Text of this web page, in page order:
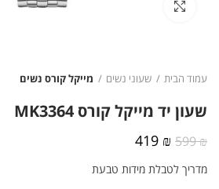
עמוד הבית שעוני נשים מייקל קורס נשים
שעון יד מייקל קורס MK3364
599₪
המחיר
היה:
419 ₪
המחיר
הוא:
מדריך לטבלת מידות טבעת